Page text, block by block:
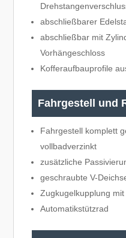
abschließbarer
abschließbar mit
Vorhängeschloss
Kofferaufbauprofile
Fahrgestell und
Fahrgestell komplett
vollbadverzinkt
zusätzliche
geschraubte V-
Zugkugelkupplung
Automatikstützrad